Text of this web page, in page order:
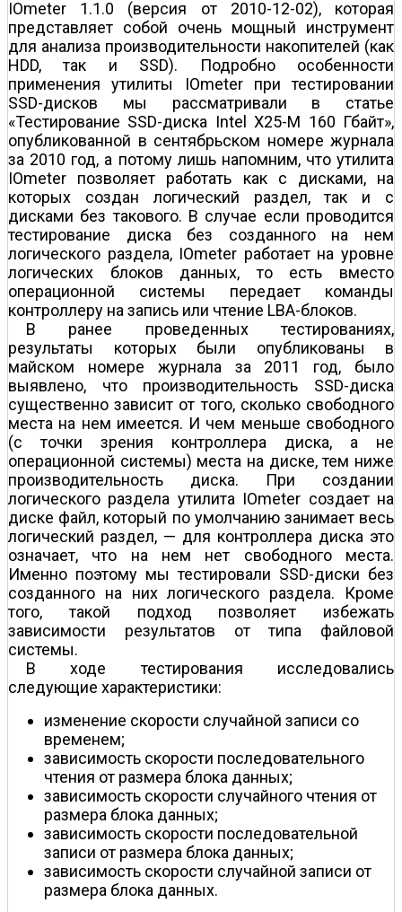
IOmeter 1.1.0 (версия от 2010-12-02), которая
представляет собой очень мощный инструмент
для анализа производительности накопителей (как
HDD, так и SSD). Подробно особенности
применения утилиты IOmeter при тестировании
SSD-дисков мы рассматривали в статье
«Тестирование SSD-диска Intel X25-M 160 Гбайт»,
опубликованной в сентябрьском номере журнала
за 2010 год, а потому лишь напомним, что утилита
IOmeter позволяет работать как с дисками, на
которых создан логический раздел, так и с
дисками без такового. В случае если проводится
тестирование диска без созданного на нем
логического раздела, IOmeter работает на уровне
логических блоков данных, то есть вместо
операционной системы передает команды
контроллеру на запись или чтение LBA-блоков.
В ранее проведенных тестированиях,
результаты которых были опубликованы в
майском номере журнала за 2011 год, было
выявлено, что производительность SSD-диска
существенно зависит от того, сколько свободного
места на нем имеется. И чем меньше свободного
(с точки зрения контроллера диска, а не
операционной системы) места на диске, тем ниже
производительность диска. При создании
логического раздела утилита IOmeter создает на
диске файл, который по умолчанию занимает весь
логический раздел, — для контроллера диска это
означает, что на нем нет свободного места.
Именно поэтому мы тестировали SSD-диски без
созданного на них логического раздела. Кроме
того, такой подход позволяет избежать
зависимости результатов от типа файловой
системы.
В ходе тестирования исследовались
следующие характеристики:
изменение скорости случайной записи со
временем;
зависимость скорости последовательного
чтения от размера блока данных;
зависимость скорости случайного чтения от
размера блока данных;
зависимость скорости последовательной
записи от размера блока данных;
зависимость скорости случайной записи от
размера блока данных.